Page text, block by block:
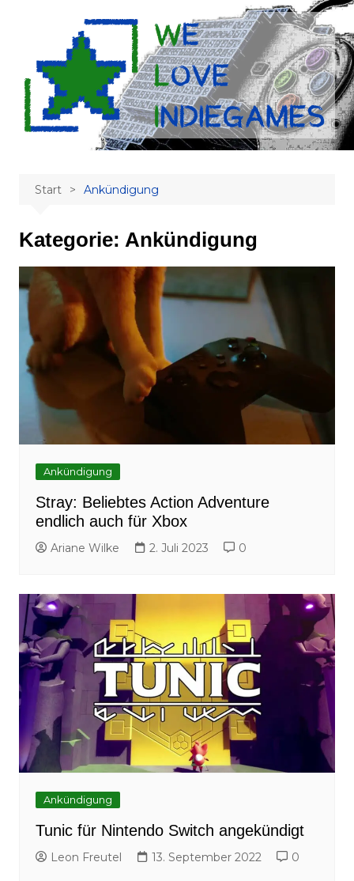
Start Ankündigung
Kategorie: Ankündigung
Ankündigung
Stray: Beliebtes Action Adventure
endlich auch für Xbox
Ariane Wilke 2. Juli 2023 0
Ankündigung
Tunic für Nintendo Switch angekündigt
Leon Freutel 13. September 2022 0